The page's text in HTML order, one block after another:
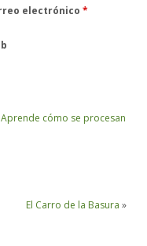
electrónico*
Aprende cómo se procesan
El Carro de la Basura »